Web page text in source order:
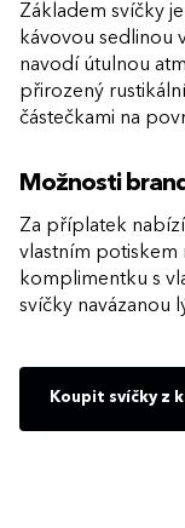
Základem svíčky
kávovou sedlinou
navodí útulnou
přirozený
částečkami na
Možnosti
Za příplatek
vlastním potiskem
komplimentku s
svíčky navázanou
Koupit svíčky z